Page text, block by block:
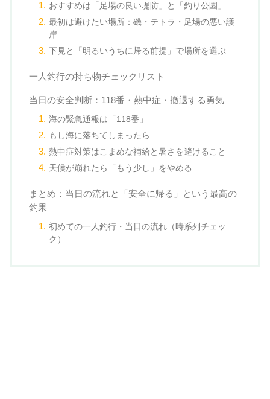
おすすめは「足場の良い堤防」と「釣り公園」
最初は避けたい場所：磯・テトラ・足場の悪い護
岸
下見と「明るいうちに帰る前提」で場所を選ぶ
一人釣行の持ち物チェックリスト
当日の安全判断：118番・熱中症・撤退する勇気
海の緊急通報は「118番」
もし海に落ちてしまったら
熱中症対策はこまめな補給と暑さを避けること
天候が崩れたら「もう少し」をやめる
まとめ：当日の流れと「安全に帰る」という最高の
釣果
初めての一人釣行・当日の流れ（時系列チェッ
ク）